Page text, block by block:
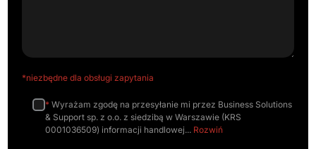
*niezbędne dla obsługi zapytania
* Wyrażam zgodę na przesyłanie mi przez Business Solutions
& Support sp. z o.o. z siedzibą w Warszawie (KRS
0001036509) informacji handlowej
Rozwiń